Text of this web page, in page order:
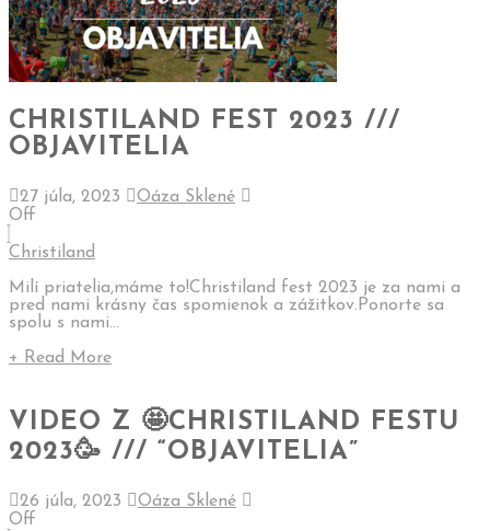
CHRISTILAND FEST 2023 ///
OBJAVITELIA
27 júla, 2023
Oáza Sklené
Off
Christiland
Milí priatelia,máme to!Christiland fest 2023 je za nami a
pred nami krásny čas spomienok a zážitkov.Ponorte sa
spolu s nami...
+ Read More
VIDEO Z 🤩CHRISTILAND FESTU
2023🥳 /// “OBJAVITELIA”
26 júla, 2023
Oáza Sklené
Off